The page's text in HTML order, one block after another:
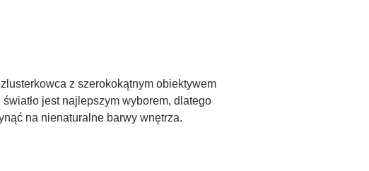
z szerokokątnym obiektywem
jest najlepszym wyborem, dlatego
na nienaturalne barwy wnętrza.